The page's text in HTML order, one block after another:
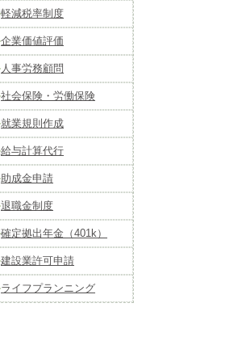
軽減税率制度
企業価値評価
人事労務顧問
社会保険・労働保険
就業規則作成
給与計算代行
助成金申請
退職金制度
確定拠出年金（401k）
建設業許可申請
ライフプランニング